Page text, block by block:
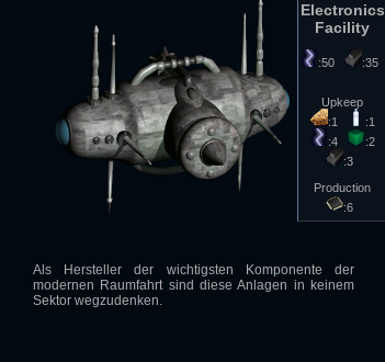
Electronics
Facility
:50 :35
Upkeep
:1
:1
:4
:2
:3
Production
:6
Als Hersteller der wichtigsten Komponente der
modernen Raumfahrt sind diese Anlagen in keinem
Sektor wegzudenken.